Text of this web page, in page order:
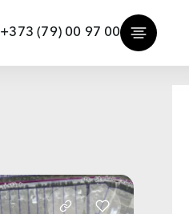
+373 (79) 00 97 00